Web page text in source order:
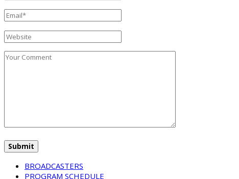
BROADCASTERS
PROGRAM SCHEDULE